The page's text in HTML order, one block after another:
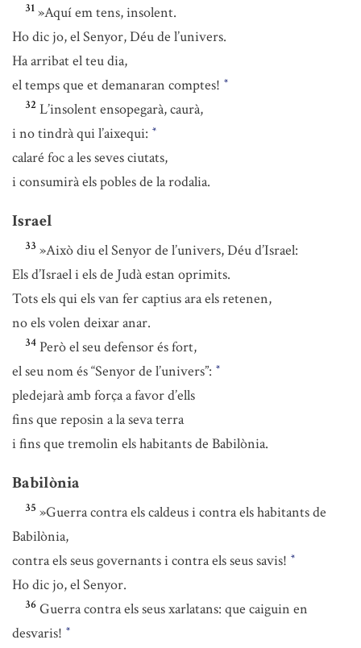
31 »Aquí em tens, insolent.
Ho dic jo, el Senyor, Déu de l’univers.
Ha arribat el teu dia,
el temps que et demanaran comptes! *
32 L’insolent ensopegarà, caurà,
i no tindrà qui l’aixequi: *
calaré foc a les seves ciutats,
i consumirà els pobles de la rodalia.
Israel
33 »Això diu el Senyor de l’univers, Déu d’Israel:
Els d’Israel i els de Judà estan oprimits.
Tots els qui els van fer captius ara els retenen,
no els volen deixar anar.
34 Però el seu defensor és fort,
el seu nom és “Senyor de l’univers”: *
pledejarà amb força a favor d’ells
fins que reposin a la seva terra
i fins que tremolin els habitants de Babilònia.
Babilònia
35 »Guerra contra els caldeus i contra els habitants de
Babilònia,
contra els seus governants i contra els seus savis! *
Ho dic jo, el Senyor.
36 Guerra contra els seus xarlatans: que caiguin en
desvaris! *